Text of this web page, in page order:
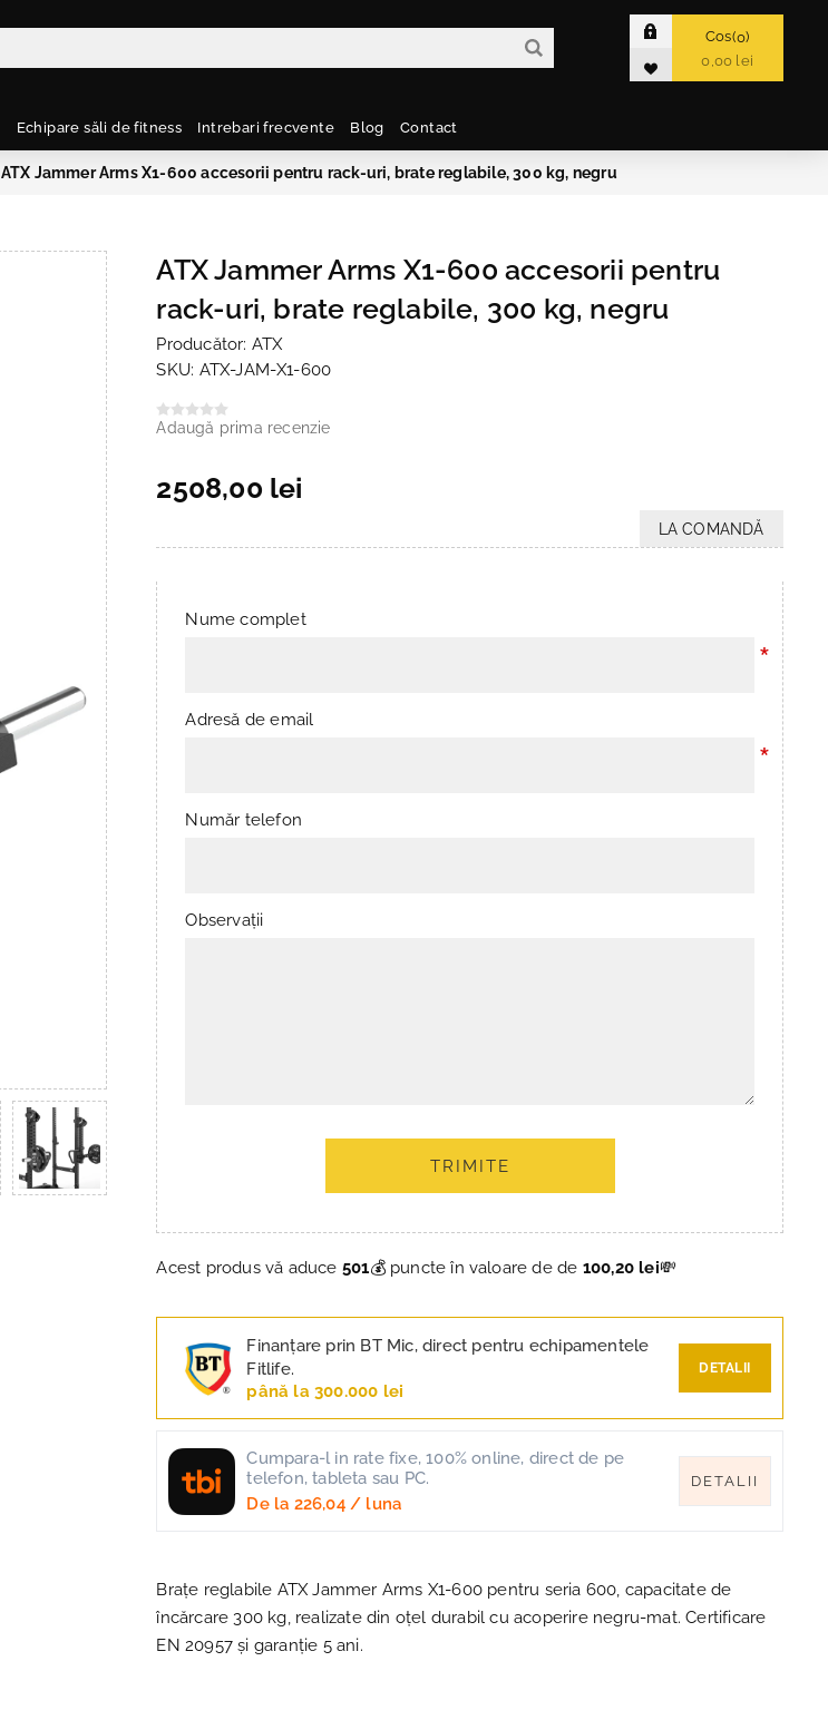
Cos 0
0,00 lei
Echipare săli de fitness Intrebari frecvente Blog Contact
ATX Jammer Arms X1-600 accesorii pentru rack-uri, brate reglabile, 300 kg, negru
ATX Jammer Arms X1-600 accesorii pentru
rack-uri, brate reglabile, 300 kg, negru
Producător: ATX
SKU: ATX-JAM-X1-600
Adaugă prima recenzie
2508,00 lei
LA COMANDĂ
Nume complet
*
Adresă de email
*
Număr telefon
Observații
TRIMITE
Acest produs vă aduce 501💰 puncte în valoare de de 100,20 lei💸
Finanțare prin BT Mic, direct pentru echipamentele
Fitlife.
până la 300.000 lei
DETALII
Cumpara-l in rate fixe, 100% online, direct de pe
telefon, tableta sau PC.
De la 226,04/ luna
DETALII
Brațe reglabile ATX Jammer Arms X1-600 pentru seria 600, capacitate de
încărcare 300 kg, realizate din oțel durabil cu acoperire negru-mat. Certificare
EN 20957 și garanție 5 ani.